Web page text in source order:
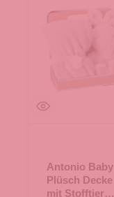
Antonio Baby
Plüsch Decke
mit Stofftier